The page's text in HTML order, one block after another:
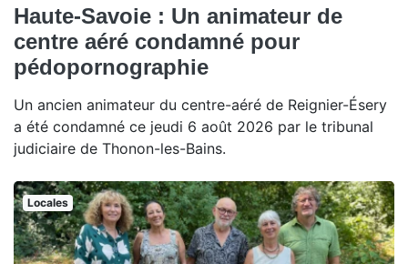
Haute-Savoie : Un animateur de
centre aéré condamné pour
pédopornographie
Un ancien animateur du centre-aéré de Reignier-Ésery
a été condamné ce jeudi 6 août 2026 par le tribunal
judiciaire de Thonon-les-Bains.
Locales